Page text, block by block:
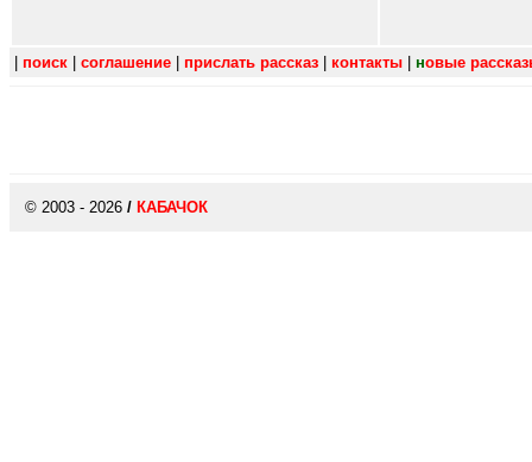
поиск соглашение прислать рассказ контакты новые
© 2003 - 2026 / КАБАЧОК